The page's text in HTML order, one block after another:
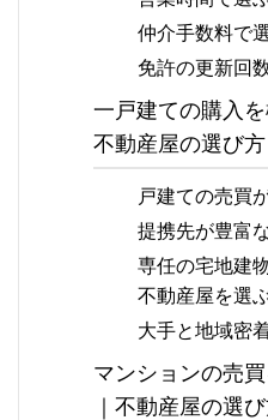
仲介手数料で
免許の更新回
一戸建ての購入
不動産屋の選び方
戸建ての売買
提携先が豊富
専任の宅地建
不動産屋を選
大手と地域密
マンションの売
｜不動産屋の選